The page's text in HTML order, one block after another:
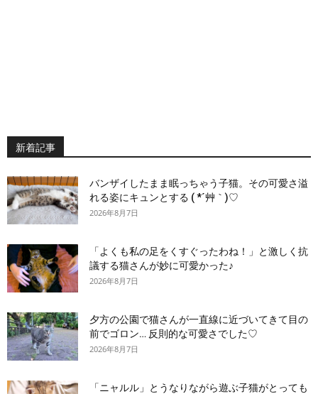
新着記事
バンザイしたまま眠っちゃう子猫。その可愛さ溢
れる姿にキュンとする ( *´艸｀)♡
2026年8月7日
「よくも私の足をくすぐったわね！」と激しく抗
議する猫さんが妙に可愛かった♪
2026年8月7日
夕方の公園で猫さんが一直線に近づいてきて目の
前でゴロン… 反則的な可愛さでした♡
2026年8月7日
「ニャルル」とうなりながら遊ぶ子猫がとっても